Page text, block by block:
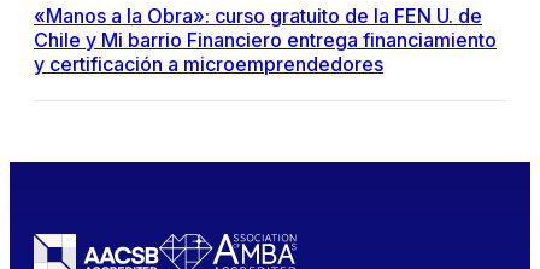
«Manos a la Obra»: curso gratuito de la FEN U. de
Chile y Mi barrio Financiero entrega financiamiento
y certificación a microemprendedores